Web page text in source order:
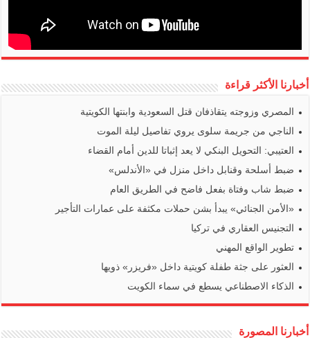
أخبارنا الأكثر قراءة
المصري وزوجته يتقاذفان قتل السعودية وابنتها الكويتية
الناجي من جريمة سلوى يروي تفاصيل ليلة الموت
العتيبي: التحويل البنكي لا يعد إثباتا للدين أمام القضاء
ضبط أسلحة وقنابل داخل منزل في «الأندلس»
ضبط شاب وفتاة بفعل فاضح في الطريق العام
«الأمن الجنائي» يبدأ بشن حملات مكثفة على عمارات التأجير
التجنيس العقاري في تركيا
تطوير الواقع المهني
العثور على جثة طفلة كويتية داخل «فريزر» ذويها
الذكاء الاصطناعي يسطع في سماء الكويت
أخبارنا المصورة